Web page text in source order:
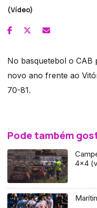
(Vídeo)
No basquetebol o CAB
novo ano frente ao
70-81.
Pode também
4×4